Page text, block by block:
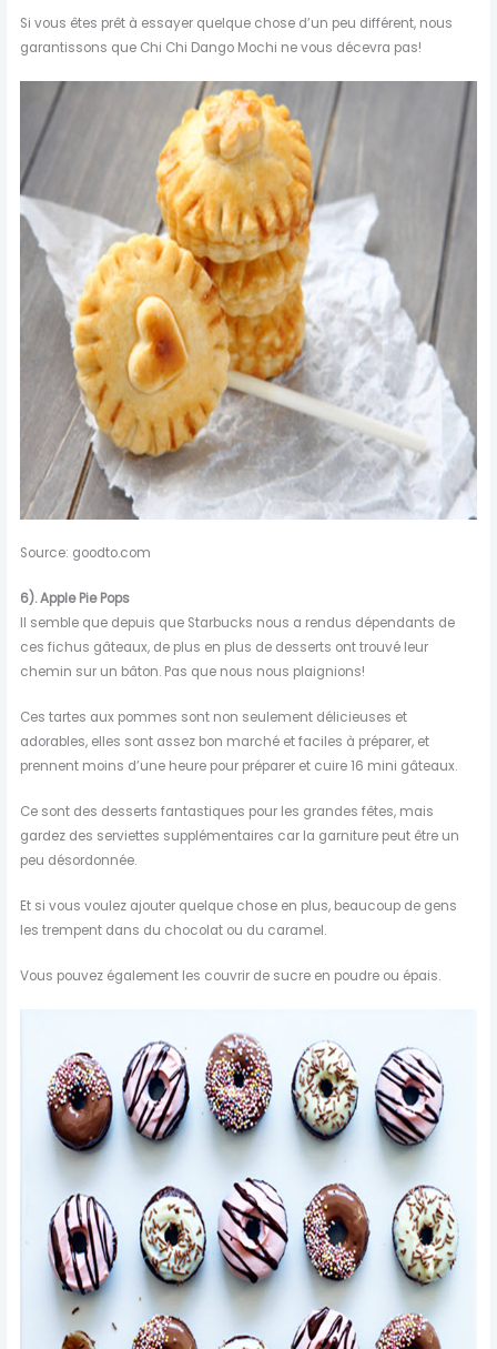
Si vous êtes prêt à essayer quelque chose d’un peu différent, nous
garantissons que Chi Chi Dango Mochi ne vous décevra pas!
Source: goodto.com
6).Apple Pie Pops
Il semble que depuis que Starbucks nous a rendus dépendants de
ces fichus gâteaux, de plus en plus de desserts ont trouvé leur
chemin sur un bâton. Pas que nous nous plaignions!
Ces tartes aux pommes sont non seulement délicieuses et
adorables, elles sont assez bon marché et faciles à préparer, et
prennent moins d’une heure pour préparer et cuire 16 mini gâteaux.
Ce sont des desserts fantastiques pour les grandes fêtes, mais
gardez des serviettes supplémentaires car la garniture peut être un
peu désordonnée.
Et si vous voulez ajouter quelque chose en plus, beaucoup de gens
les trempent dans du chocolat ou du caramel.
Vous pouvez également les couvrir de sucre en poudre ou épais.